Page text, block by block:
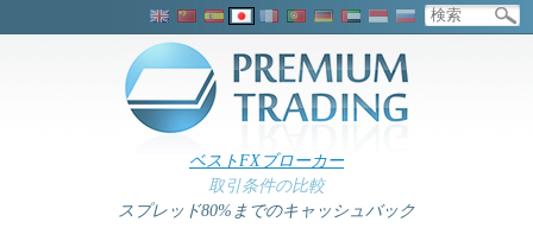
ベストFXブローカー
取引条件の比較
スプレッド80%までのキャッシュバック